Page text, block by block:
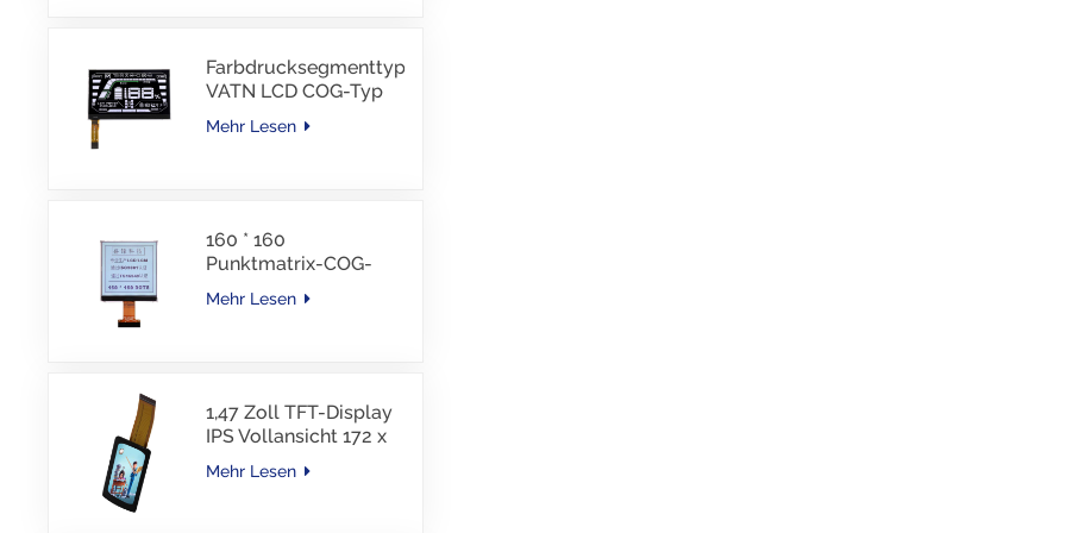
Farbdrucksegmenttyp
VATN LCD COG-Typ
LCD mit IIC-
Schnittstelle für E-
Mehr Lesen
160 * 160
Punktmatrix-COG-
LCD-Modul FSTN LCD
China Lieferant
Mehr Lesen
1,47 Zoll TFT-Display
IPS Vollansicht 172 x
320 Auflösung
Bildschirm
Mehr Lesen